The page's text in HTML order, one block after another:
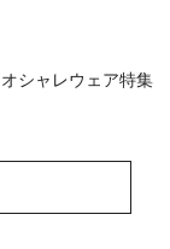
シャレウェア特集